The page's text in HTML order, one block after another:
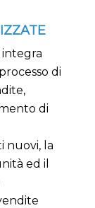
integra
di
di
nuovi, la
ed il